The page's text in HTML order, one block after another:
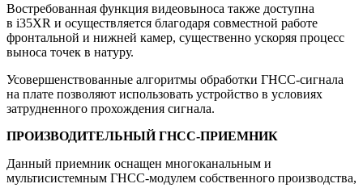
Востребованная функция видеовыноса также доступна
в i35XR и осуществляется благодаря совместной работе
фронтальной и нижней камер, существенно ускоряя процесс
выноса точек в натуру.
Усовершенствованные алгоритмы обработки ГНСС-сигнала
на плате позволяют использовать устройство в условиях
затрудненного прохождения сигнала.
ПРОИЗВОДИТЕЛЬНЫЙ ГНСС-ПРИЕМНИК
Данный приемник оснащен многоканальным и
мультисистемным ГНСС-модулем собственного производства,